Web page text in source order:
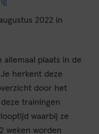
2022 in
allemaal plaats in de
herkent deze
door het
deze trainingen
waarbij ze
weken worden